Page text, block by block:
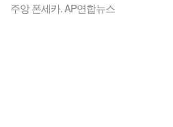
주앙 폰세카. AP연합뉴스